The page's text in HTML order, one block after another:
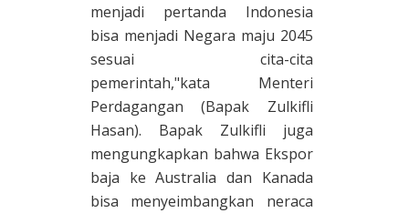
menjadi pertanda Indonesia
bisa menjadi Negara maju 2045
sesuai cita-cita
pemerintah,"kata Menteri
Perdagangan (Bapak Zulkifli
Hasan). Bapak Zulkifli juga
mengungkapkan bahwa Ekspor
baja ke Australia dan Kanada
bisa menyeimbangkan neraca